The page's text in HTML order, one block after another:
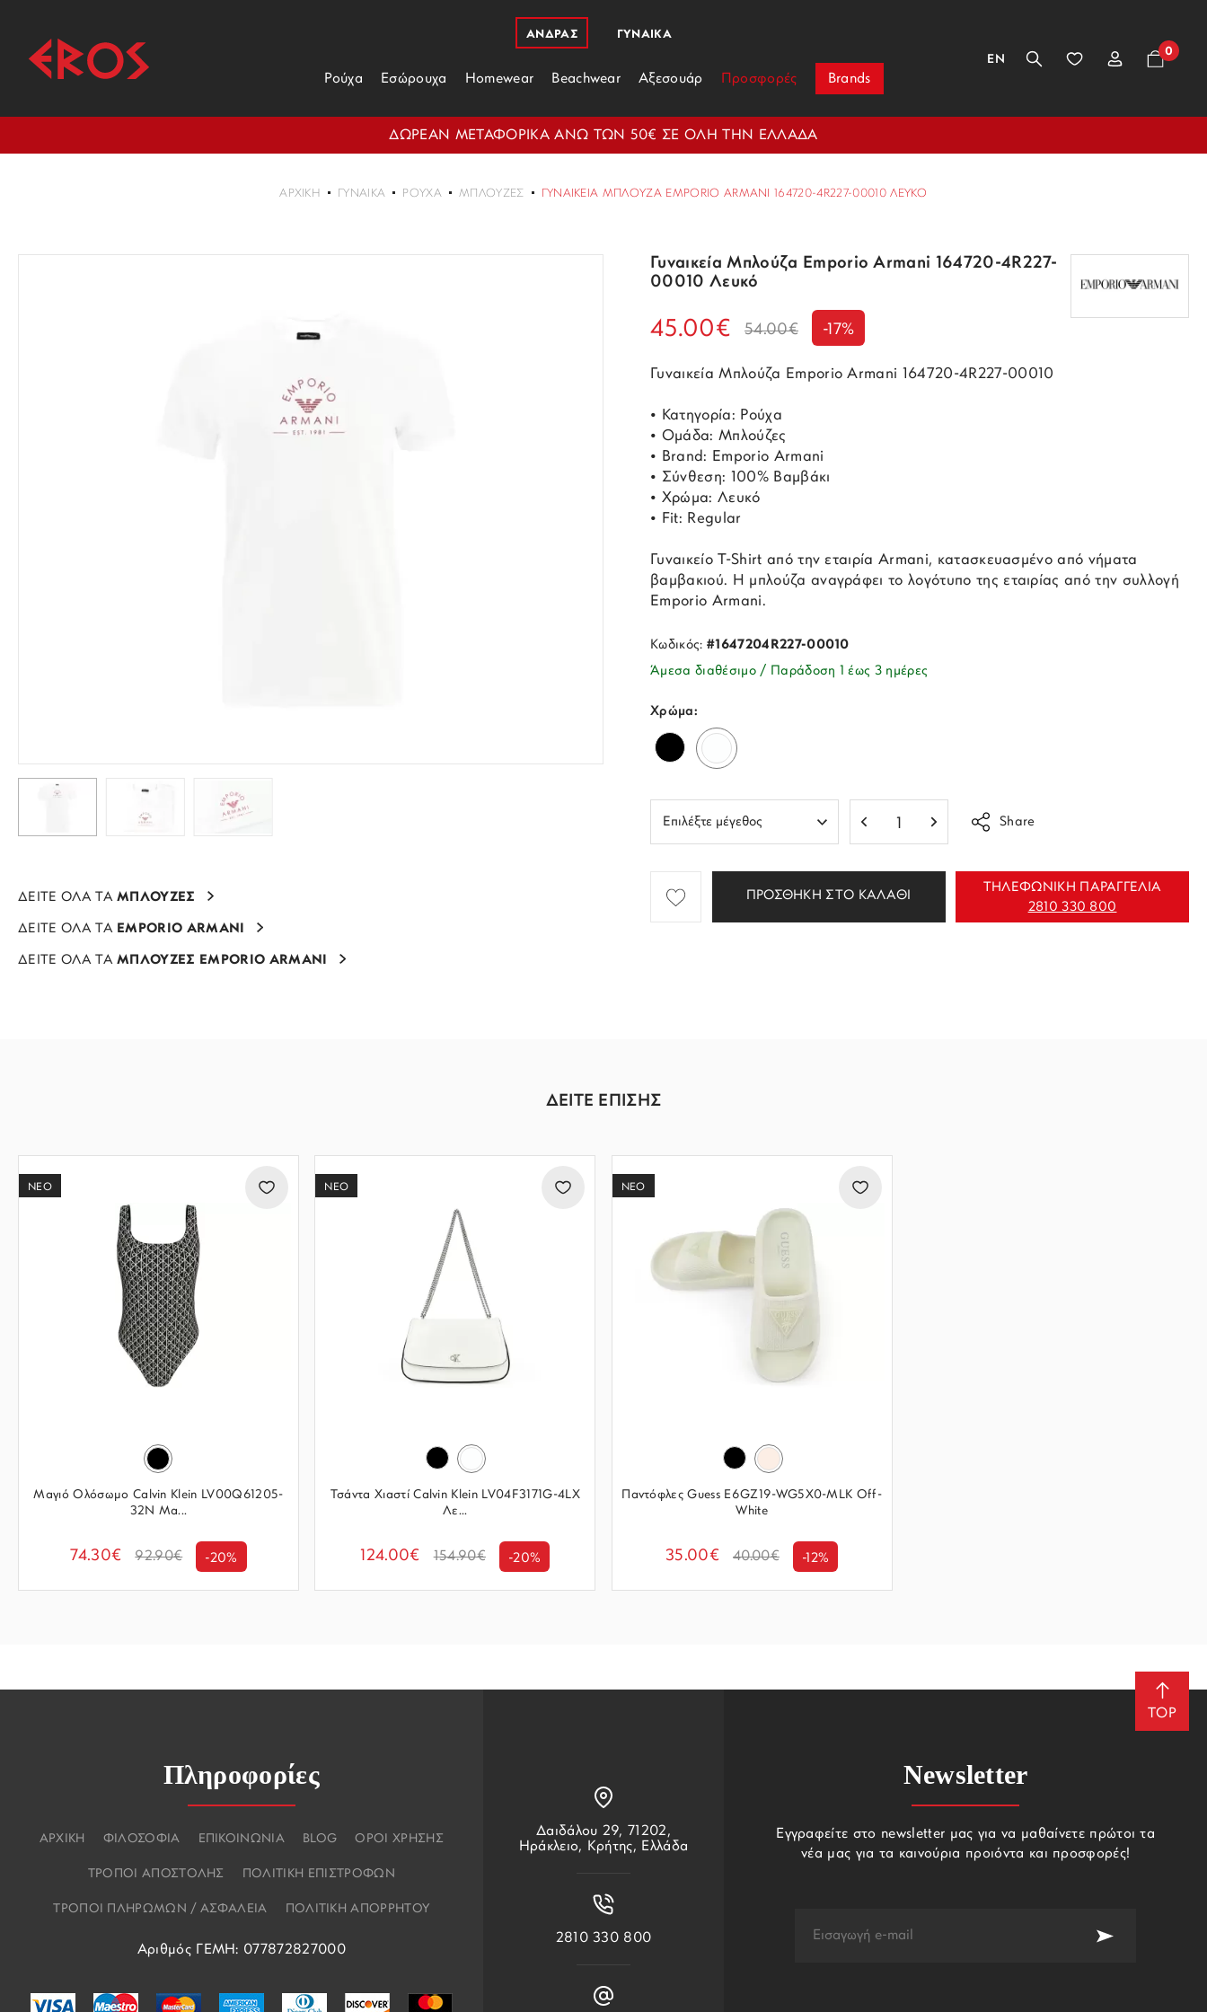
ΑΝΔΡΑΣ
Ρούχα Εσώρουχα Homewear Beachwear Αξεσουάρ Προσφορές Brands
ΓΥΝΑΙΚΑ
EN
0
ΔΩΡΕΑΝ ΜΕΤΑΦΟΡΙΚΑ ΑΝΩ ΤΩΝ 50€ ΣΕ ΟΛΗ ΤΗΝ ΕΛΛΑΔΑ
ΑΡΧΙΚΉ ΓΥΝΑΙΚΑ ΡΟΎΧΑ ΜΠΛΟΎΖΕΣ ΓΥΝΑΙΚΕΊΑ ΜΠΛΟΎΖΑ EMPORIO ARMANI 164720-4R227-00010 ΛΕΥΚΌ
ΔΕΙΤΕ ΟΛΑ ΤΑΜΠΛΟΥΖΕΣ
ΔΕΙΤΕ ΟΛΑ ΤΑ EMPORIO ARMANI
ΔΕΙΤΕ ΟΛΑ ΤΑΜΠΛΟΥΖΕΣ EMPORIO ARMANI
Γυναικεία Μπλούζα Emporio Armani 164720-4R227-
00010 Λευκό
45.00€ 54.00€ -17%
Γυναικεία Μπλούζα Emporio Armani 164720-4R227-00010
• Κατηγορία: Ρούχα
• Ομάδα: Μπλούζες
• Brand: Emporio Armani
• Σύνθεση: 100% Βαμβάκι
• Χρώμα: Λευκό
• Fit: Regular
Γυναικείο Τ-Shirt από την εταιρία Armani, κατασκευασμένο από νήματα
βαμβακιού. H μπλούζα αναγράφει το λογότυπο της εταιρίας από την συλλογή
Emporio Armani.
Κωδικός:#1647204R227-00010
Άμεσα διαθέσιμο / Παράδοση 1 έως 3 ημέρες
Χρώμα:
Share
ΠΡΟΣΘΗΚΗ ΣΤΟ ΚΑΛΑΘΙ
ΤΗΛΕΦΩΝΙΚΗ ΠΑΡΑΓΓΕΛΙΑ
2810 330 800
ΔΕΙΤΕ ΕΠΙΣΗΣ
ΝΕΟ
Μαγιό Ολόσωμο Calvin Klein LV00Q61205-
32N Μα...
74.30€ 92.90€ -20%
ΝΕΟ
Τσάντα Χιαστί Calvin Klein LV04F3171G-4LX
Λε...
124.00€ 154.90€ -20%
ΝΕΟ
Παντόφλες Guess E6GZ19-WG5X0-MLK Off-
White
35.00€ 40.00€ -12%
TOP
Πληροφορίες
ΑΡΧΙΚΗ ΦΙΛΟΣΟΦΙΑ ΕΠΙΚΟΙΝΩΝΙΑ BLOG ΟΡΟΙ ΧΡΗΣΗΣ
ΤΡΟΠΟΙ ΑΠΟΣΤΟΛΗΣ ΠΟΛΙΤΙΚΗ ΕΠΙΣΤΡΟΦΩΝ
ΤΡΟΠΟΙ ΠΛΗΡΩΜΩΝ / ΑΣΦΑΛΕΙΑ ΠΟΛΙΤΙΚΗ ΑΠΟΡΡΗΤΟΥ
Αριθμός ΓΕΜΗ: 077872827000
Δαιδάλου 29, 71202,
Ηράκλειο, Κρήτης, Ελλάδα
2810 330 800
Newsletter
Εγγραφείτε στο newsletter μας για να μαθαίνετε πρώτοι τα
νέα μας για τα καινούρια προιόντα και προσφορές!